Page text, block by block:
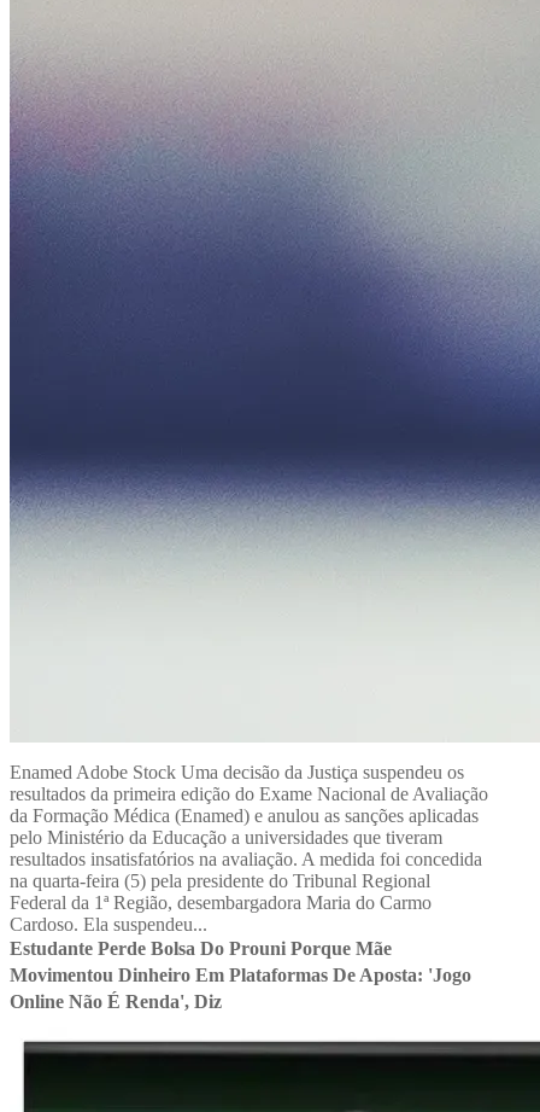
Enamed Adobe Stock Uma decisão da Justiça suspendeu os
resultados da primeira edição do Exame Nacional de Avaliação
da Formação Médica (Enamed) e anulou as sanções aplicadas
pelo Ministério da Educação a universidades que tiveram
resultados insatisfatórios na avaliação. A medida foi concedida
na quarta-feira (5) pela presidente do Tribunal Regional
Federal da 1ª Região, desembargadora Maria do Carmo
Cardoso. Ela suspendeu...
Estudante Perde Bolsa Do Prouni Porque Mãe
Movimentou Dinheiro Em Plataformas De Aposta: 'Jogo
Online Não É Renda', Diz